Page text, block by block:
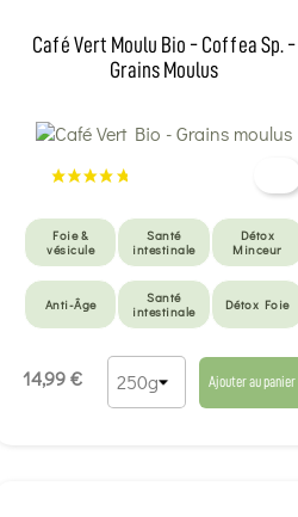
Café Vert Moulu Bio - Coffea Sp. -
Grains Moulus
Foie &
vésicule
Santé
intestinale
Détox
Minceur
Anti-Âge
Santé
intestinale
Détox Foie
Anarchie
cellulaire
14,99 € Ajouter au panier